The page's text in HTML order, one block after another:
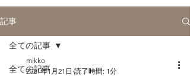
記事
全ての記事
全ての記事
mikko
2021年1月21日 読了時間: 1分